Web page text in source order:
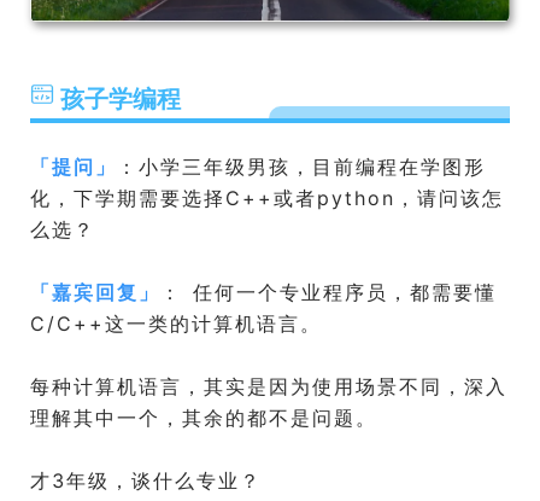
孩子学编程
「提问 」
：小学三年级男孩，目前编程在学图形
化，下学期需要选择C++或者python，请问该怎
么选？
「嘉宾回复 」
： 任何一个专业程序员，都需要懂
C/C++这一类的计算机语言。
每种计算机语言，其实是因为使用场景不同，深入
理解其中一个，其余的都不是问题。
才3年级，谈什么专业？